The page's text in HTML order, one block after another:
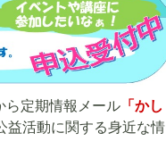
ら定期情報メール 「かし
益活動に関する身近な情